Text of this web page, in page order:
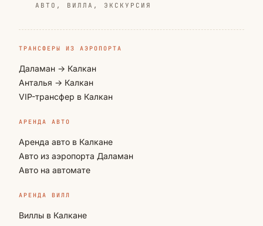
АВТО, ВИЛЛА, ЭКСКУРСИЯ
ТРАНСФЕРЫ ИЗ АЭРОПОРТА
Даламан → Калкан
Анталья → Калкан
VIP-трансфер в Калкан
АРЕНДА АВТО
Аренда авто в Калкане
Авто из аэропорта Даламан
Авто на автомате
АРЕНДА ВИЛЛ
Виллы в Калкане